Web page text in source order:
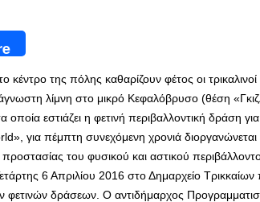
κέντρο της πόλης καθαρίζουν φέτος οι
λίμνη στο μικρό Κεφαλόβρυσο (θέση
οποία εστιάζει η φετινή περιβαλλοντική δράση
για πέμπτη συνεχόμενη χρονιά
προστασίας του φυσικού και αστικού
6 Απριλίου 2016 στο Δημαρχείο
δράσεων. Ο αντιδήμαρχος